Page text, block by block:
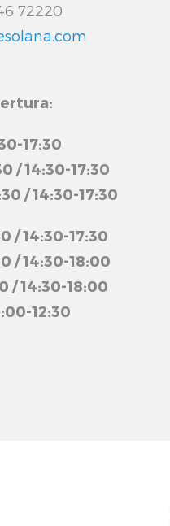
72220
17:30
/ 14:30-17:30
/ 14:30-17:30
/ 14:30-17:30
/ 14:30-18:00
/ 14:30-18:00
12:30